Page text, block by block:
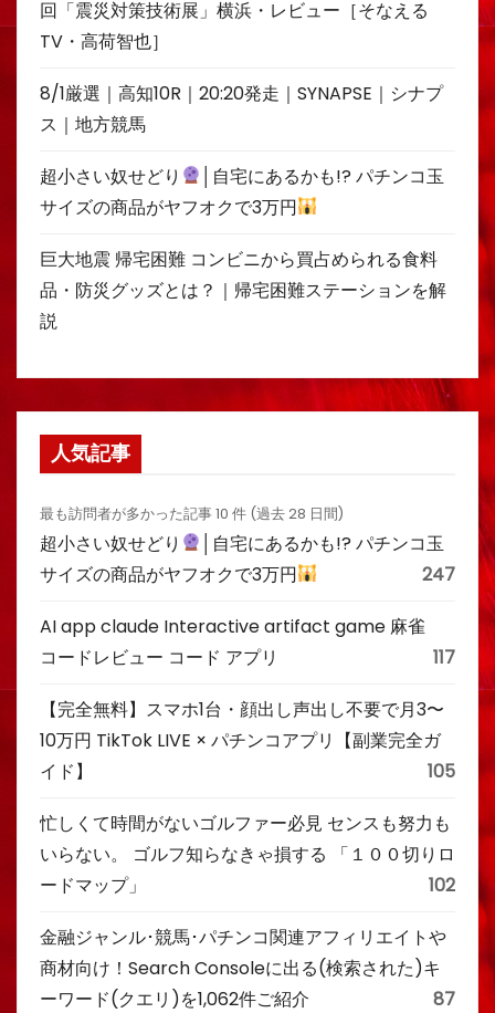
回「震災対策技術展」横浜・レビュー［そなえる
TV・高荷智也］
8/1厳選｜高知10R｜20:20発走｜SYNAPSE｜シナプ
ス｜地方競馬
超小さい奴せどり
│自宅にあるかも!? パチンコ玉
サイズの商品がヤフオクで3万円
巨大地震 帰宅困難 コンビニから買占められる食料
品・防災グッズとは？｜帰宅困難ステーションを解
説
人気記事
最も訪問者が多かった記事 10 件 (過去 28 日間)
超小さい奴せどり
│自宅にあるかも!? パチンコ玉
サイズの商品がヤフオクで3万円
247
AI app claude Interactive artifact game 麻雀
コードレビュー コード アプリ
117
【完全無料】スマホ1台・顔出し声出し不要で月3〜
10万円 TikTok LIVE × パチンコアプリ【副業完全ガ
イド】
105
忙しくて時間がないゴルファー必見 センスも努力も
いらない。 ゴルフ知らなきゃ損する 「１００切りロ
ードマップ」
102
金融ジャンル･競馬･パチンコ関連アフィリエイトや
商材向け！Search Consoleに出る(検索された)キ
ーワード(クエリ)を1,062件ご紹介
87